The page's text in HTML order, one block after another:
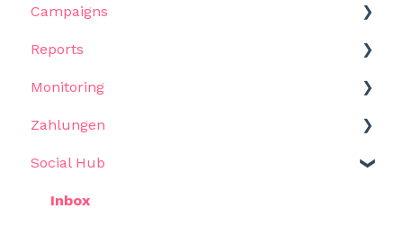
Ergebnisse
Anwenderfälle
KI Assistent
Influencers
Metriken & Daten
Listen
Ansicht
Recruitment
Vorlagen
Kontakt per E-Mail
Massen-E-Mails
Campaigns
Starten
Kampagnen & Workflows
Aufgaben
Geschätzte Ergebnisse
Programme
Reports
Loslegen
Reports
Dashboards und Vorlagen
Verfolgung
Monitoring
Wie man anfängt
Erstellen Sie eine Benachrichtigung
Konfigurieren Sie Ihre Abfrage
Zahlungen
Anfangen
Zahlungen
Social Hub
Inbox